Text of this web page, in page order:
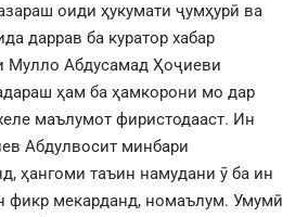
оиди ҳукумати ҷумҳурӣ ва
даррав ба куратор хабар
Мулло Абдусамад Ҳоҷиеви
ҳам ба ҳамкорони мо дар
маълумот фиристодааст. Ин
Абдулвосит минбари
ҳангоми таъин намудани ӯ ба ин
фикр мекарданд, номаълум. Умумӣ